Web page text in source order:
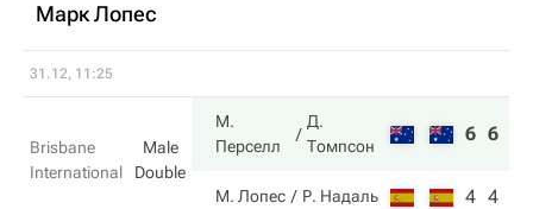
Марк Лопес
31.12, 11:25
Brisbane
International
Male
Double
М.
Перселл
Д.
Томпсон
6 6
М. Лопес Р. Надаль 4 4